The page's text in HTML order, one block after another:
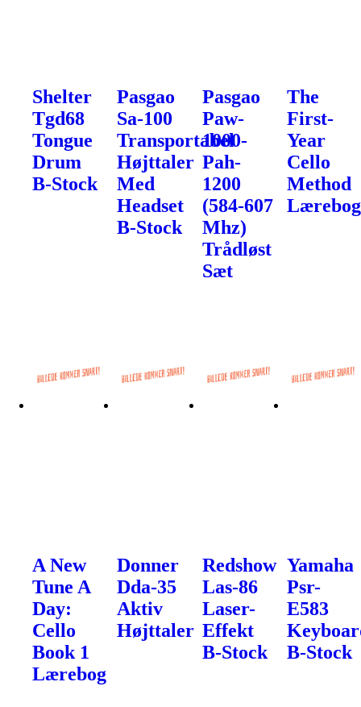
Shelter
Tgd68
Tongue
Drum
B-Stock
Pasgao
Sa-100
Transportabel
Højttaler
Med
Headset
B-Stock
Pasgao
Paw-
1000-
Pah-
1200
(584-607
Mhz)
Trådløst
Sæt
The
First-
Year
Cello
Method
Lærebog
A New
Tune A
Day:
Cello
Book 1
Lærebog
Donner
Dda-35
Aktiv
Højttaler
Redshow
Las-86
Laser-
Effekt
B-Stock
Yamaha
Psr-
E583
B-Stock